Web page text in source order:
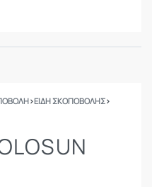
›ΕΙΔΗ ΣΚΟΠΟΒΟΛΗΣ›